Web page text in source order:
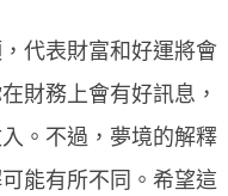
代表財富和好運將會
財務上會有好訊息，
。不過，夢境的解釋
能有所不同。希望這